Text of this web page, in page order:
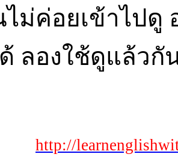
ม่ค่อยเข้าไปดู
ลองใช้ดูแล้วกั
http://